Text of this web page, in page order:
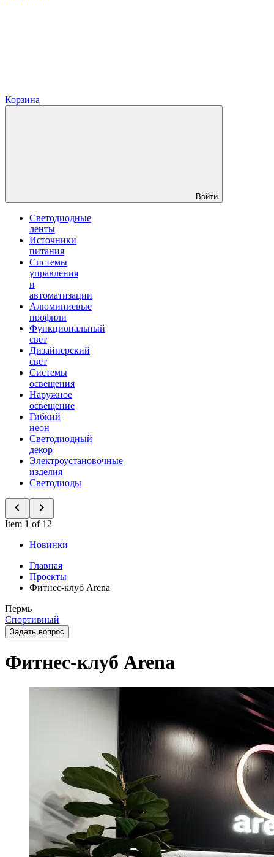
Корзина
Войти
Светодиодные
ленты
Источники
питания
Системы
управления
и
автоматизации
Алюминиевые
профили
Функциональный
свет
Дизайнерский
свет
Системы
освещения
Наружное
освещение
Гибкий
неон
Светодиодный
декор
Электроустановочные
изделия
Светодиоды
Item 1 of 12
Новинки
Главная
Проекты
Фитнес-клуб Arena
Пермь
Спортивный
Задать вопрос
Фитнес-клуб Arena